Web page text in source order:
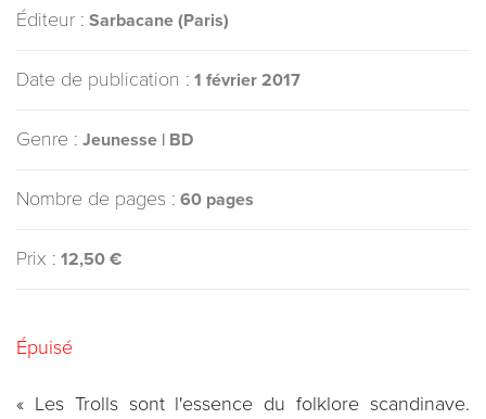
Éditeur : Sarbacane (Paris)
Date de publication : 1 février 2017
Genre : Jeunesse | BD
Nombre de pages : 60 pages
Prix : 12,50 €
Épuisé
« Les Trolls sont l'essence du folklore scandinave.